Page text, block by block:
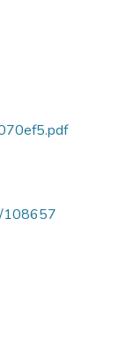
108657